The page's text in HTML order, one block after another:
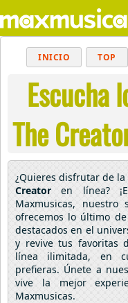
INICIO TOP
BALADAS
Escucha
The
¿Quieres disfrutar de
Creator en línea?
Maxmusicas,
ofrecemos lo último de
destacados en el
y revive tus favoritas
línea ilimitada, en
prefieras. Únete a
vive la mejor
Maxmusicas.